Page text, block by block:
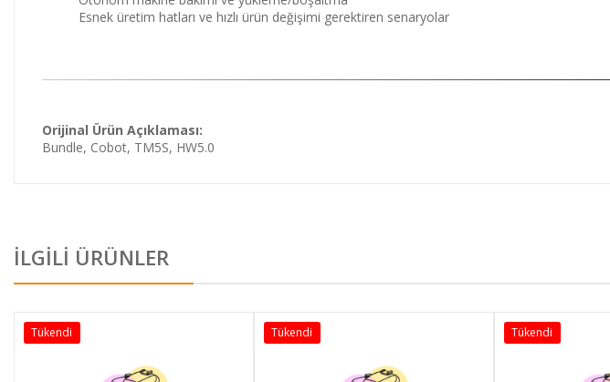
Esnek üretim hatları ve hızlı ürün değişimi gerektiren senaryolar
Orijinal Ürün Açıklaması:
Bundle, Cobot, TM5S, HW5.0
İLGİLİ ÜRÜNLER
Tükendi Tükendi Tükendi